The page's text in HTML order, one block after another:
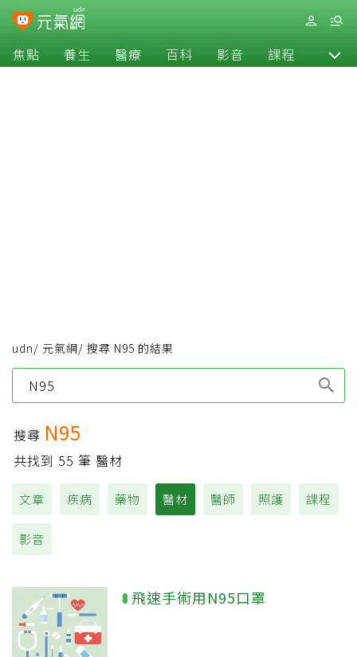
焦點 養生 醫療 百科 影音 課程 退休
udn/ 元氣網/ 搜尋 N95 的結果
搜尋 N95
共找到 55 筆 醫材
文章 疾病 藥物 醫材 醫師 照護 課程
影音
飛速手術用N95口罩